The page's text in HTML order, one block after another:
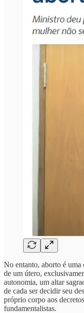
No entanto, aborto é uma
de um útero,
autonomia, um altar
de cada ser decidir seu
próprio corpo aos
fundamentalistas.